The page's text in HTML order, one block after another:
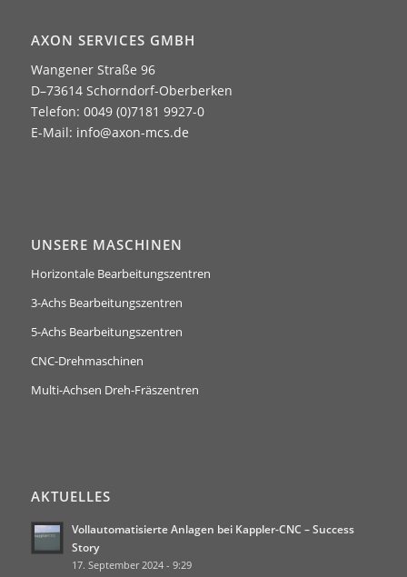
AXON SERVICES GMBH
Wangener Straße 96
D–73614 Schorndorf-Oberberken
Telefon: 0049 (0)7181 9927-0
E-Mail: info@axon-mcs.de
UNSERE MASCHINEN
Horizontale Bearbeitungszentren
3-Achs Bearbeitungszentren
5-Achs Bearbeitungszentren
CNC-Drehmaschinen
Multi-Achsen Dreh-Fräszentren
AKTUELLES
Vollautomatisierte Anlagen bei Kappler-CNC – Success
Story
17. September 2024 - 9:29